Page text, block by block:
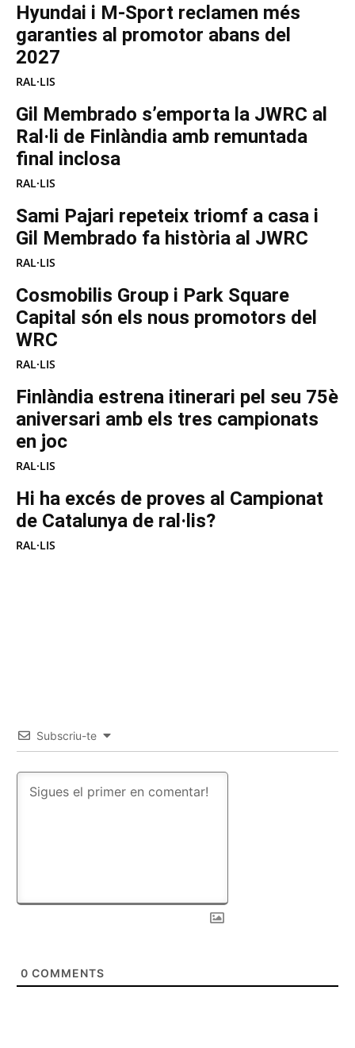
Hyundai i M-Sport reclamen més
garanties al promotor abans del
2027
RAL·LIS
Gil Membrado s’emporta la JWRC al
Ral·li de Finlàndia amb remuntada
final inclosa
RAL·LIS
Sami Pajari repeteix triomf a casa i
Gil Membrado fa història al JWRC
RAL·LIS
Cosmobilis Group i Park Square
Capital són els nous promotors del
WRC
RAL·LIS
Finlàndia estrena itinerari pel seu 75è
aniversari amb els tres campionats
en joc
RAL·LIS
Hi ha excés de proves al Campionat
de Catalunya de ral·lis?
RAL·LIS
Subscriu-te
0 COMMENTS